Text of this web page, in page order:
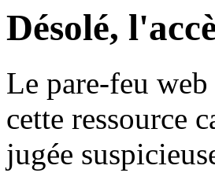
Désolé,
Le pare-feu
cette ressource
jugée